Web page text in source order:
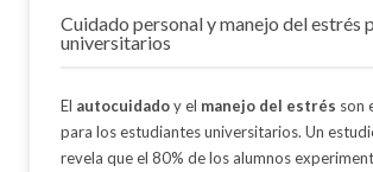
Cuidado personal y manejo del estrés
universitarios
El autocuidadoy el manejo del estrés son
para los estudiantes universitarios. Un
revela que el 80% de los alumnos